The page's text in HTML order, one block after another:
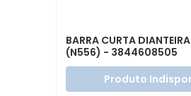
BARRA CURTA
(N556) - 3844608505
Produto